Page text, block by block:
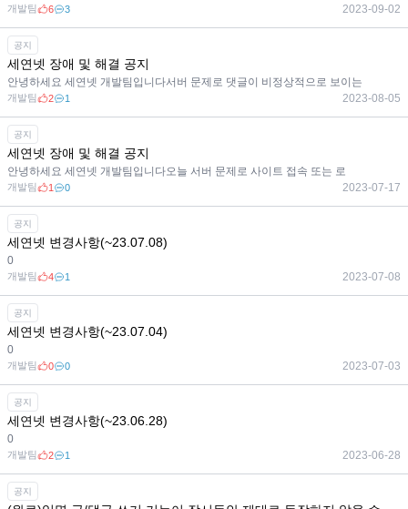
개발팀 6 3 2023-09-02
공지
세연넷 장애 및 해결 공지
안녕하세요 세연넷 개발팀입니다서버 문제로 댓글이 비정상적으로 보이는
개발팀 2 1 2023-08-05
공지
세연넷 장애 및 해결 공지
안녕하세요 세연넷 개발팀입니다오늘 서버 문제로 사이트 접속 또는 로
개발팀 1 0 2023-07-17
공지
세연넷 변경사항(~23.07.08)
0
개발팀 4 1 2023-07-08
공지
세연넷 변경사항(~23.07.04)
0
개발팀 0 0 2023-07-03
공지
세연넷 변경사항(~23.06.28)
0
개발팀 2 1 2023-06-28
공지